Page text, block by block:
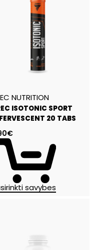
NUTRITION
ISOTONIC SPORT
20 TABS
€
savybes